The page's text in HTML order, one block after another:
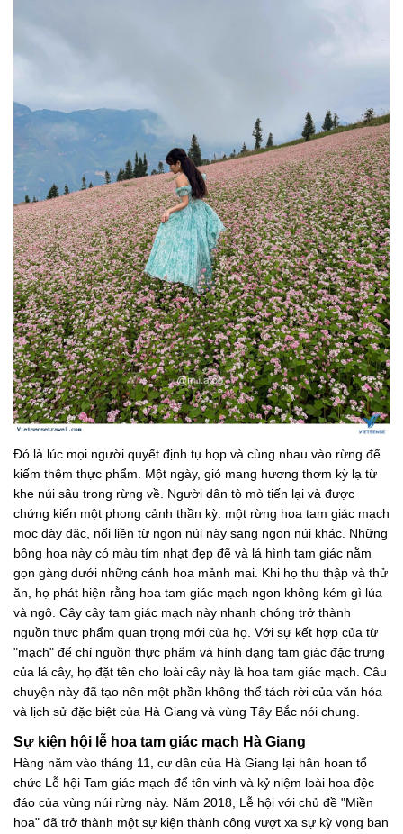
Đó là lúc mọi người quyết định tụ họp và cùng nhau vào rừng để
kiếm thêm thực phẩm. Một ngày, gió mang hương thơm kỳ lạ từ
khe núi sâu trong rừng về. Người dân tò mò tiến lại và được
chứng kiến một phong cảnh thần kỳ: một rừng hoa tam giác mạch
mọc dày đặc, nối liền từ ngọn núi này sang ngọn núi khác. Những
bông hoa này có màu tím nhạt đẹp đẽ và lá hình tam giác nằm
gọn gàng dưới những cánh hoa mảnh mai. Khi họ thu thập và thử
ăn, họ phát hiện rằng hoa tam giác mạch ngon không kém gì lúa
và ngô. Cây cây tam giác mạch này nhanh chóng trở thành
nguồn thực phẩm quan trọng mới của họ. Với sự kết hợp của từ
"mạch" để chỉ nguồn thực phẩm và hình dạng tam giác đặc trưng
của lá cây, họ đặt tên cho loài cây này là hoa tam giác mạch. Câu
chuyện này đã tạo nên một phần không thể tách rời của văn hóa
và lịch sử đặc biệt của Hà Giang và vùng Tây Bắc nói chung.
Sự kiện hội lễ hoa tam giác mạch Hà Giang
Hàng năm vào tháng 11, cư dân của Hà Giang lại hân hoan tổ
chức Lễ hội Tam giác mạch để tôn vinh và kỷ niệm loài hoa độc
đáo của vùng núi rừng này. Năm 2018, Lễ hội với chủ đề "Miền
hoa" đã trở thành một sự kiện thành công vượt xa sự kỳ vọng ban